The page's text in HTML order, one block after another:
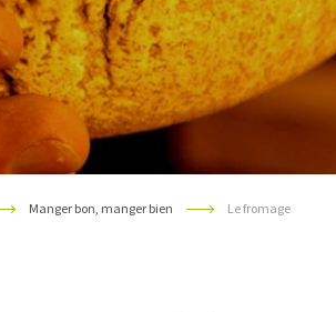
Manger bon, manger bien Le fromage